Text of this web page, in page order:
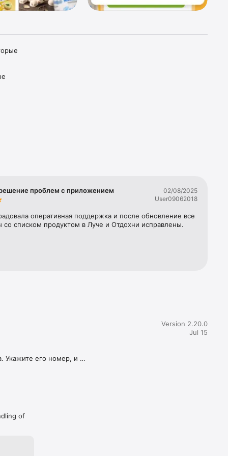
в
с
проблем с приложением
02/08/2025
User09062018
оперативная поддержка и после обновление все
со списком продуктом в Луче и Отдохни исправлены.
Укажите его номер, и
из них!
Version 2.20.0
Jul 15
of